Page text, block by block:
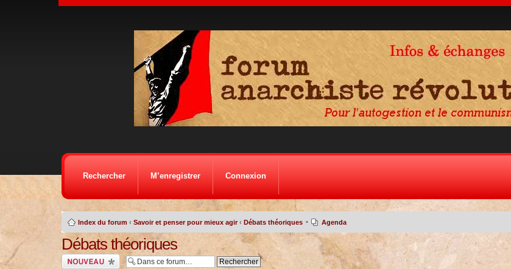
Rechercher M’enregistrer Connexion
Index du forum ‹ Savoir et penser pour mieux agir ‹ Débats théoriques • Agenda
Débats théoriques
Ecrire un nouveau
sujet